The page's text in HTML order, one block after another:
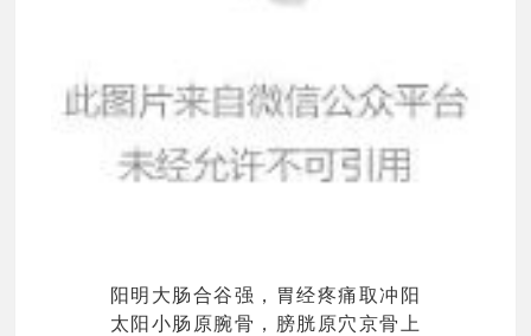
阳明大肠合谷强，胃经疼痛取冲阳
太阳小肠原腕骨，膀胱原穴京骨上